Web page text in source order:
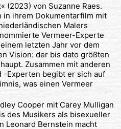
« (2023) von Suzanne Raes.
in ihrem Dokumentarfilm mit
Malers
Vermeer-Experte
letzten Jahr vor dem
Vision: der bis dato größten
Zusammen mit anderen
-Experten begibt er sich auf
was einen Vermeer
Cooper mit Carey Mulligan
des Musikers als bisexueller
Leonard Bernstein macht